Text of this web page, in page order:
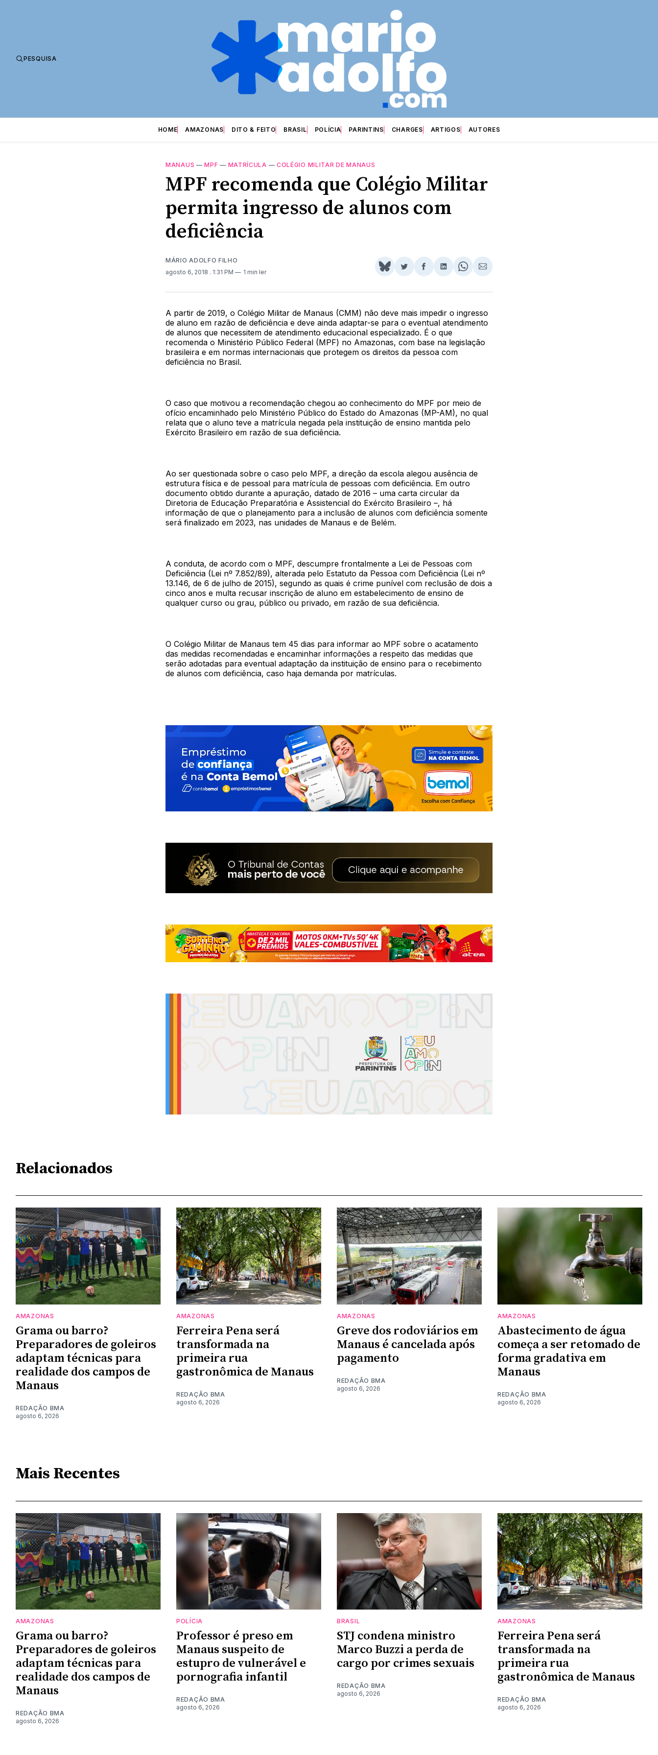
PESQUISA
HOME AMAZONAS DITO & FEITO BRASIL POLÍCIA PARINTINS CHARGES ARTIGOS AUTORES
MANAUS —MPF — MATRÍCULA — COLÉGIO MILITAR DE MANAUS
MPF recomenda que Colégio Militar
permita ingresso de alunos com
deficiência
MÁRIO ADOLFO FILHO
agosto 6, 2018 . 1:31 PM 1 min ler
Share
BlueSky
Compartilhar
Twitter
Compartilhar
Facebook
Compartilhar
LinkedIn
Share
WhatsApp
Compartilhar
Email
A partir de 2019, o Colégio Militar de Manaus (CMM) não deve mais impedir o ingresso
de aluno em razão de deficiência e deve ainda adaptar-se para o eventual atendimento
de alunos que necessitem de atendimento educacional especializado. É o que
recomenda o Ministério Público Federal (MPF) no Amazonas, com base na legislação
brasileira e em normas internacionais que protegem os direitos da pessoa com
deficiência no Brasil.
O caso que motivou a recomendação chegou ao conhecimento do MPF por meio de
ofício encaminhado pelo Ministério Público do Estado do Amazonas (MP-AM), no qual
relata que o aluno teve a matrícula negada pela instituição de ensino mantida pelo
Exército Brasileiro em razão de sua deficiência.
Ao ser questionada sobre o caso pelo MPF, a direção da escola alegou ausência de
estrutura física e de pessoal para matrícula de pessoas com deficiência. Em outro
documento obtido durante a apuração, datado de 2016 – uma carta circular da
Diretoria de Educação Preparatória e Assistencial do Exército Brasileiro –, há
informação de que o planejamento para a inclusão de alunos com deficiência somente
será finalizado em 2023, nas unidades de Manaus e de Belém.
A conduta, de acordo com o MPF, descumpre frontalmente a Lei de Pessoas com
Deficiência (Lei nº 7.852/89), alterada pelo Estatuto da Pessoa com Deficiência (Lei nº
13.146, de 6 de julho de 2015), segundo as quais é crime punível com reclusão de dois a
cinco anos e multa recusar inscrição de aluno em estabelecimento de ensino de
qualquer curso ou grau, público ou privado, em razão de sua deficiência.
O Colégio Militar de Manaus tem 45 dias para informar ao MPF sobre o acatamento
das medidas recomendadas e encaminhar informações a respeito das medidas que
serão adotadas para eventual adaptação da instituição de ensino para o recebimento
de alunos com deficiência, caso haja demanda por matrículas.
Relacionados
AMAZONAS
Grama ou barro?
Preparadores de goleiros
adaptam técnicas para
realidade dos campos de
Manaus
REDAÇÃO BMA
agosto 6, 2026
AMAZONAS
Ferreira Pena será
transformada na
primeira rua
gastronômica de Manaus
REDAÇÃO BMA
agosto 6, 2026
AMAZONAS
Greve dos rodoviários em
Manaus é cancelada após
pagamento
REDAÇÃO BMA
agosto 6, 2026
AMAZONAS
Abastecimento de água
começa a ser retomado de
forma gradativa em
Manaus
REDAÇÃO BMA
agosto 6, 2026
Mais Recentes
AMAZONAS
Grama ou barro?
Preparadores de goleiros
adaptam técnicas para
realidade dos campos de
Manaus
REDAÇÃO BMA
agosto 6, 2026
POLÍCIA
Professor é preso em
Manaus suspeito de
estupro de vulnerável e
pornografia infantil
REDAÇÃO BMA
agosto 6, 2026
BRASIL
STJ condena ministro
Marco Buzzi a perda de
cargo por crimes sexuais
REDAÇÃO BMA
agosto 6, 2026
AMAZONAS
Ferreira Pena será
transformada na
primeira rua
gastronômica de Manaus
REDAÇÃO BMA
agosto 6, 2026